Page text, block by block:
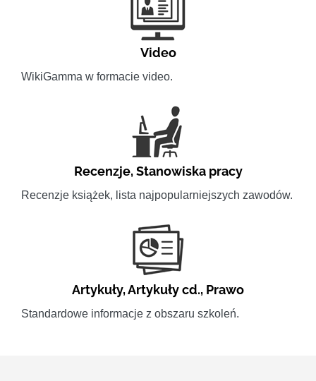
Video
WikiGamma w formacie video.
Recenzje,Stanowiska pracy
Recenzje książek, lista najpopularniejszych zawodów.
Artykuły,Artykuły cd., Prawo
Standardowe informacje z obszaru szkoleń.